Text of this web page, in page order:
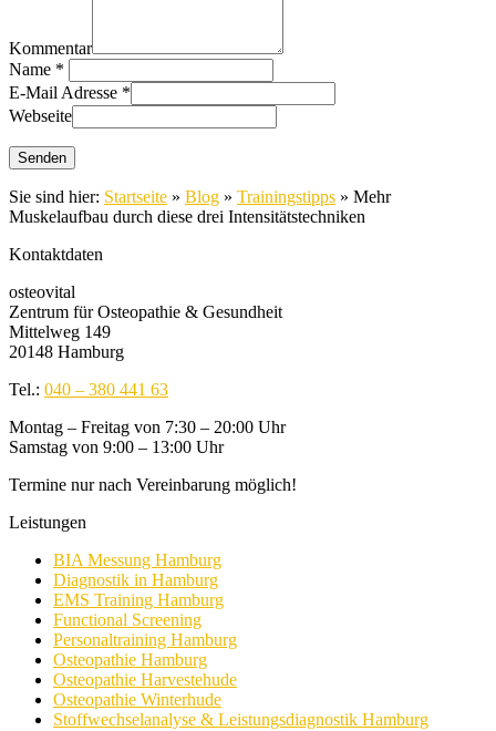
Kommentar
Name *
E-Mail Adresse *
Webseite
Sie sind hier: Startseite » Blog » Trainingstipps » Mehr
Muskelaufbau durch diese drei Intensitätstechniken
Kontaktdaten
osteovital
Zentrum für Osteopathie & Gesundheit
Mittelweg 149
20148 Hamburg
Tel.: 040 – 380 441 63
Montag – Freitag von 7:30 – 20:00 Uhr
Samstag von 9:00 – 13:00 Uhr
Termine nur nach Vereinbarung möglich!
Leistungen
BIA Messung Hamburg
Diagnostik in Hamburg
EMS Training Hamburg
Functional Screening
Personaltraining Hamburg
Osteopathie Hamburg
Osteopathie Harvestehude
Osteopathie Winterhude
Stoffwechselanalyse & Leistungsdiagnostik Hamburg